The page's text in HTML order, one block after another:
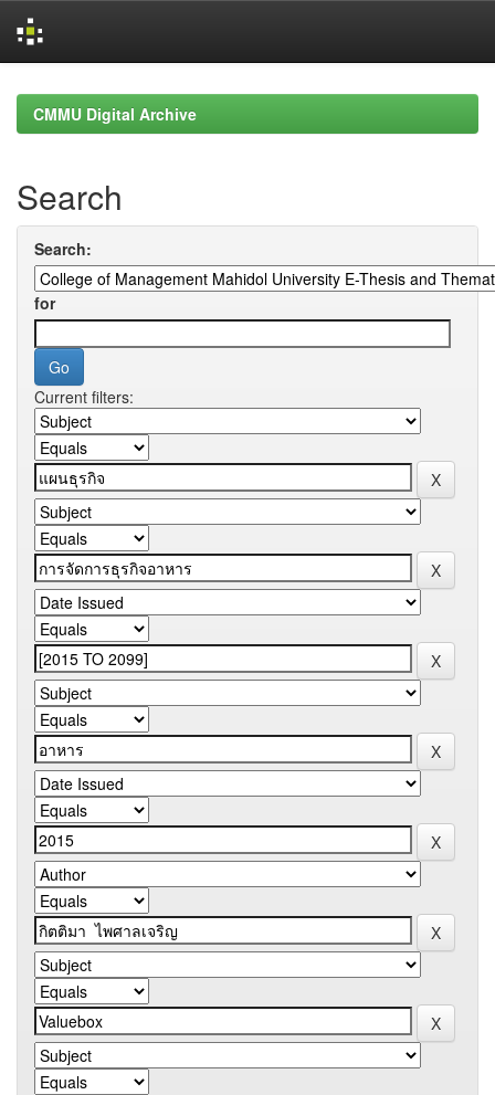
navigationCMMU Digital Archive
Search
Search:
for
Current filters: